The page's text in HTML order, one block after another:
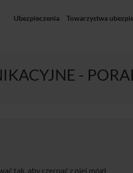
Ubezpieczenia Towarzystwa
-
tak, aby czerpać z niej mógł